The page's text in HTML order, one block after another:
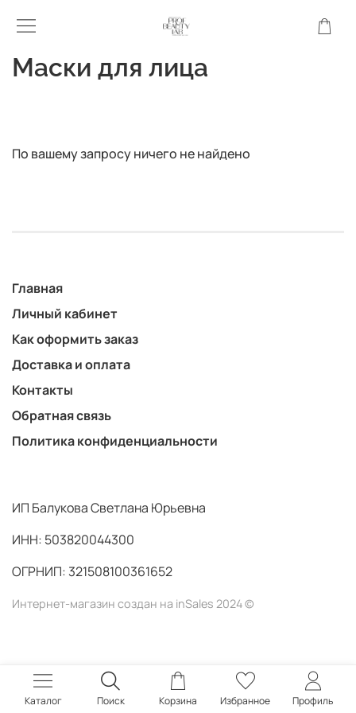
Маски для лица
По вашему запросу ничего не найдено
Главная
Личный кабинет
Как оформить заказ
Доставка и оплата
Контакты
Обратная связь
Политика конфиденциальности
ИП Балукова Светлана Юрьевна
ИНН: 503820044300
ОГРНИП: 321508100361652
Интернет-магазин создан на inSales 2024 ©
Каталог Поиск Корзина Избранное Профиль